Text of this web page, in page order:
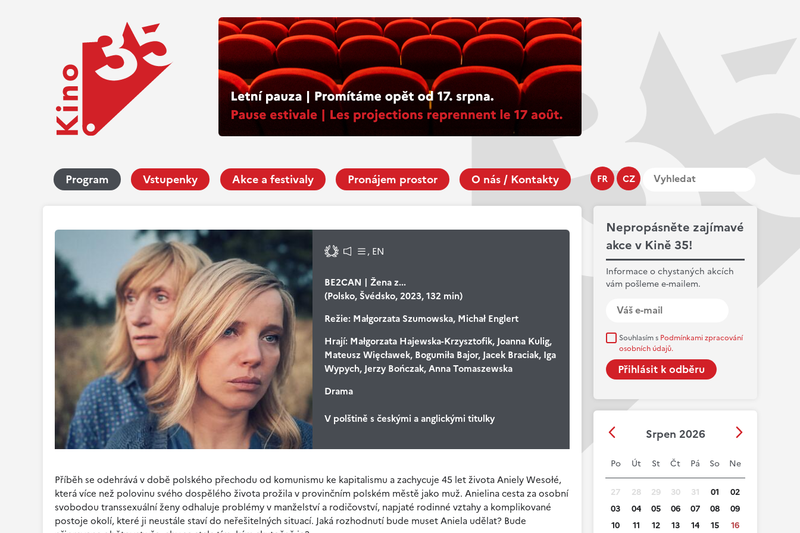
FR CZ
Program Vstupenky Akce a festivaly Pronájem prostor O nás / Kontakty
Nepropásněte zajímavé
akce v Kině 35!
Informace o chystaných akcích
vám pošleme e-mailem.
Souhlasím s Podmínkami zpracování
osobních údajů.
Srpen 2026
Po Út St Čt Pá So Ne
27 28 29 30 31 01
02
03
04 05 06 07 08
09
10
11 12 13 14 15
16
, EN
BE2CAN | Žena z...
(Polsko, Švédsko, 2023, 132 min)
Režie:Małgorzata Szumowska, Michał Englert
Hrají:Małgorzata Hajewska-Krzysztofik, Joanna Kulig,
Mateusz Więcławek, Bogumiła Bajor, Jacek Braciak, Iga
Wypych, Jerzy Bończak, Anna Tomaszewska
Drama
V polštině s českými a anglickými titulky
Příběh se odehrává v době polského přechodu od komunismu ke kapitalismu a zachycuje 45 let života Aniely Wesołé,
která více než polovinu svého dospělého života prožila v provinčním polském městě jako muž. Anielina cesta za osobní
svobodou transsexuální ženy odhaluje problémy v manželství a rodičovství, napjaté rodinné vztahy a komplikované
postoje okolí, které ji neustále staví do neřešitelných situací. Jaká rozhodnutí bude muset Aniela udělat? Bude